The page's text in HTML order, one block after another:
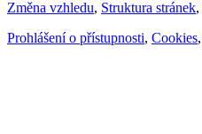
Změna vzhledu, Struktura stránek,
Prohlášení o přístupnosti, Cookies,